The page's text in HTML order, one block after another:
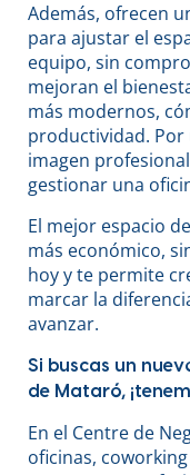
Además, ofrecen
para ajustar el
equipo, sin
mejoran el
más modernos,
productividad.
imagen
gestionar una
El mejor espacio
más económico,
hoy y te permite
marcar la
avanzar.
Si buscas un
de Mataró,
En el Centre de
oficinas,